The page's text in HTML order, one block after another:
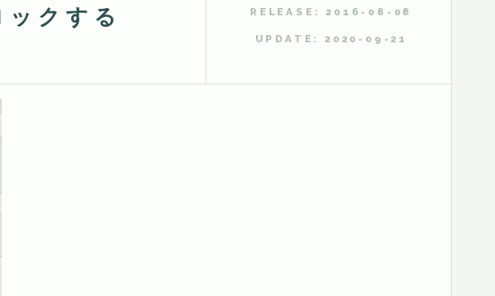
クする RELEASE: 2016-08-08
UPDATE: 2020-09-21